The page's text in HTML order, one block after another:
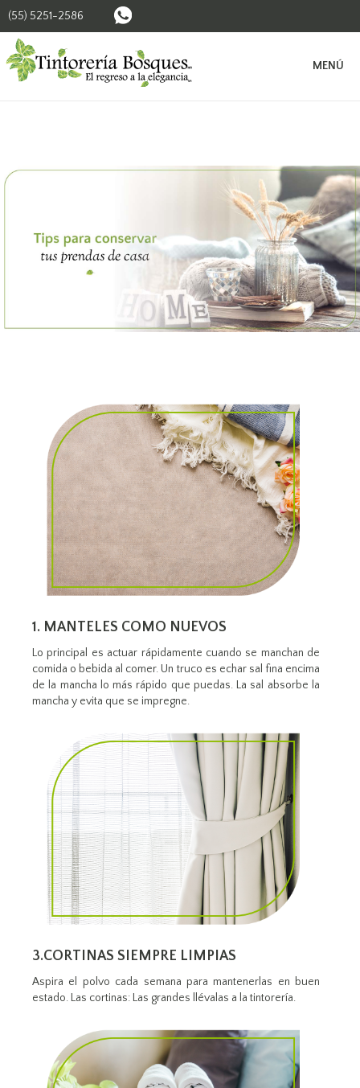
(55) 5251-2586
MENÚ
1. MANTELES COMO NUEVOS
Lo principal es actuar rápidamente cuando se manchan de
comida o bebida al comer. Un truco es echar sal fina encima
de la mancha lo más rápido que puedas. La sal absorbe la
mancha y evita que se impregne.
3.CORTINAS SIEMPRE LIMPIAS
Aspira el polvo cada semana para mantenerlas en buen
estado. Las cortinas: Las grandes llévalas a la tintorería.